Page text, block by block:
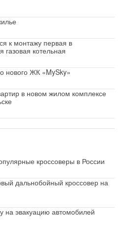
к монтажу первая в
газовая котельная
нового ЖК «MySky»
в новом жилом комплексе
кроссоверы в России
дальнобойный кроссовер на
на эвакуацию автомобилей